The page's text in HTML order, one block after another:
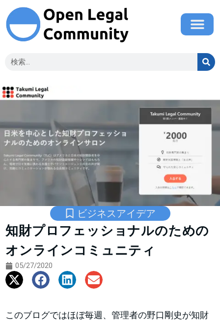
ビジネスアイデア
知財プロフェッショナルのための
オンラインコミュニティ
05/27/2020
このブログではほぼ毎週、管理者の野口剛史が知財